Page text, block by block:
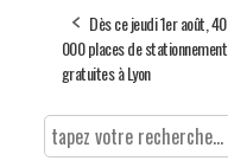
Dès ce jeudi 1er août, 40
000 places de stationnement
gratuites à Lyon